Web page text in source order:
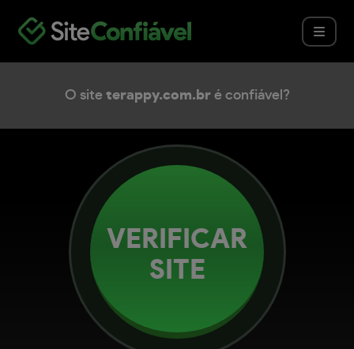
O site terappy.com.bré confiável?
VERIFICAR
SITE